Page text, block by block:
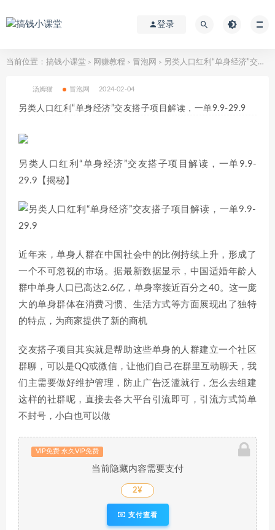
登录
当前位置： 搞钱小课堂 > 网赚教程 > 冒泡网 > 另类人口红利“单身经济”交友搭子项目解读，一单9.9-29.9
汤姆猫 冒泡网 2024-02-04
另类人口红利“单身经济”交友搭子项目解读，一单9.9-29.9
另类人口红利“单身经济”交友搭子项目解读，一单9.9-
29.9【揭秘】
近年来，单身人群在中国社会中的比例持续上升，形成了
一个不可忽视的市场。据最新数据显示，中国适婚年龄人
群中单身人口已高达2.6亿，单身率接近百分之40。这一庞
大的单身群体在消费习惯、生活方式等方面展现出了独特
的特点，为商家提供了新的商机
交友搭子项目其实就是帮助这些单身的人群建立一个社区
群聊，可以是QQ或微信，让他们自己在群里互动聊天，我
们主需要做好维护管理，防止广告泛滥就行，怎么去组建
这样的社群呢，直接去各大平台引流即可，引流方式简单
不封号，小白也可以做
VIP免费 永久VIP免费
当前隐藏内容需要支付
2¥
支付查看